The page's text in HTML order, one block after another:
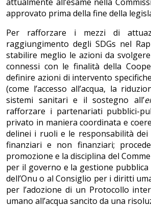
approvato prima della fine della
Per rafforzare i mezzi di
raggiungimento degli SDGs nel
stabilire meglio le azioni da
connessi con le finalità della
definire azioni di intervento
(come l’accesso all’acqua, la
sistemi sanitari e il sostegno all’
rafforzare i partenariati pubblici-
privato in maniera coordinata e
delinei i ruoli e le responsabilità
finanziari e non finanziari;
promozione e la disciplina del
per il governo e la gestione pubblica
dell’Onu o al Consiglio per i diritti
per l’adozione di un Protocollo
umano all’acqua sancito da una